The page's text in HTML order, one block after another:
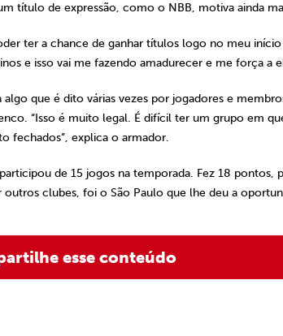
título de expressão, como o NBB, motiva ainda
ter a chance de ganhar títulos logo no meu
e isso vai me fazendo amadurecer e me força a
que é dito várias vezes por jogadores e
“Isso é muito legal. É difícil ter um grupo em
fechados”, explica o armador.
de 15 jogos na temporada. Fez 18 pontos,
outros clubes, foi o São Paulo que lhe deu a
esse conteúdo